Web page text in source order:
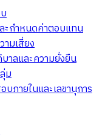
ะกำหนดค่าตอบแทน
มเสี่ยง
าลและความยั่งยืน
ม
ภายในและเลขานุการ